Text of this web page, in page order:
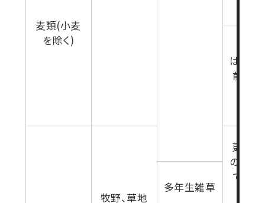
麦類(小麦
を除く)
は種後
前(雑
牧野、草地
更新・
の10日
で(雑
多年生雑草